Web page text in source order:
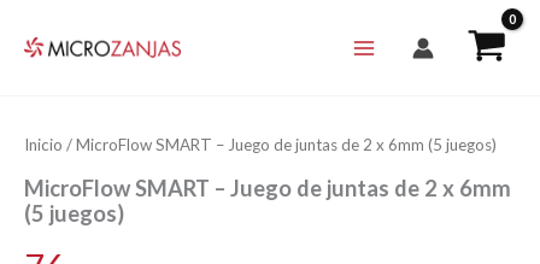
Inicio / MicroFlow SMART – Juego de juntas de 2 x 6mm (5 juegos)
MicroFlow SMART – Juego de juntas de 2 x 6mm
(5 juegos)